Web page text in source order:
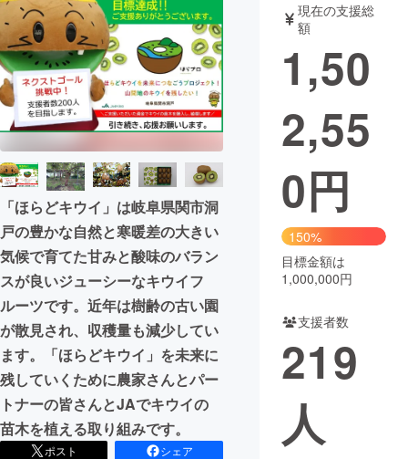
テクノロジー・ガジェット
映像・映画 書籍・雑誌
ビジネス・起業 チャレンジ
まちづくり・地域活性化
CAMPFIRE for Social Good
CAMPFIRE Creation
CAMPFIREふるさと納税machi-ya コミュニティ
「ほらどキウイ」は岐阜県関市洞
戸の豊かな自然と寒暖差の大きい
気候で育てた甘みと酸味のバラン
スが良いジューシーなキウイフ
ルーツです。近年は樹齢の古い園
が散見され、収穫量も減少してい
ます。「ほらどキウイ」を未来に
残していくために農家さんとパー
トナーの皆さんとJAでキウイの
苗木を植える取り組みです。
ポスト
シェア
現在の支援総
額
1,50
2,55
0円
150%
目標金額は
1,000,000円
支援者数
219
人